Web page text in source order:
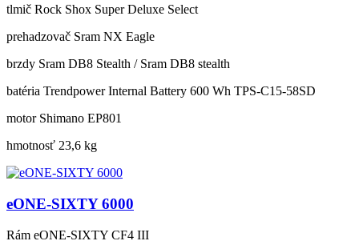
tlmič Rock Shox Super Deluxe Select
prehadzovač Sram NX Eagle
brzdy Sram DB8 Stealth / Sram DB8 stealth
batéria Trendpower Internal Battery 600 Wh TPS-C15-58SD
motor Shimano EP801
hmotnosť 23,6 kg
eONE-SIXTY 6000
Rám eONE-SIXTY CF4 III